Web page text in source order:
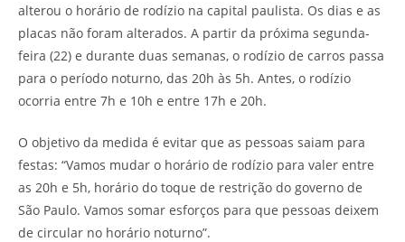
alterou o horário de rodízio na capital paulista. Os dias e as
placas não foram alterados. A partir da próxima segunda-
feira (22) e durante duas semanas, o rodízio de carros passa
para o período noturno, das 20h às 5h. Antes, o rodízio
ocorria entre 7h e 10h e entre 17h e 20h.
O objetivo da medida é evitar que as pessoas saiam para
festas: “Vamos mudar o horário de rodízio para valer entre
as 20h e 5h, horário do toque de restrição do governo de
São Paulo. Vamos somar esforços para que pessoas deixem
de circular no horário noturno”.